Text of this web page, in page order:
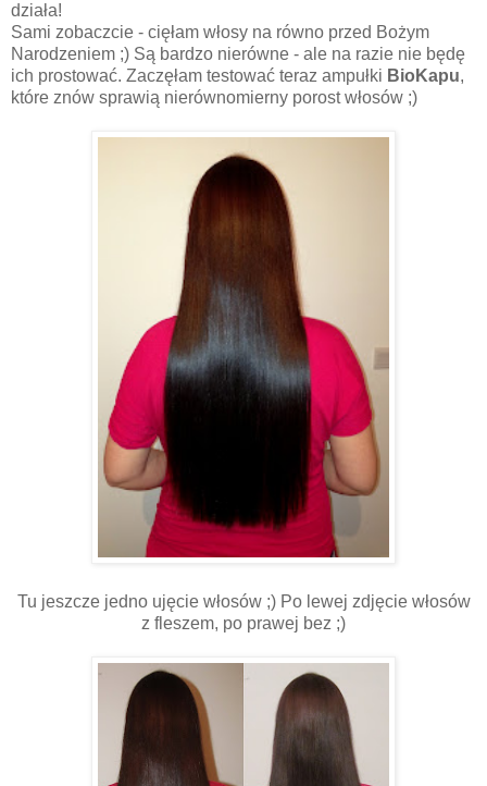
działa!
Sami zobaczcie - cięłam włosy na równo przed Bożym
Narodzeniem ;) Są bardzo nierówne - ale na razie nie będę
ich prostować. Zaczęłam testować teraz ampułki BioKapu,
które znów sprawią nierównomierny porost włosów ;)
Tu jeszcze jedno ujęcie włosów ;) Po lewej zdjęcie włosów
z fleszem, po prawej bez ;)